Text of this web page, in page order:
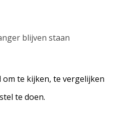
blijven staan
om te kijken, te vergelijken
te doen.